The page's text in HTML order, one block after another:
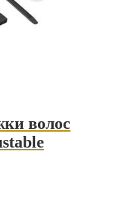
волос